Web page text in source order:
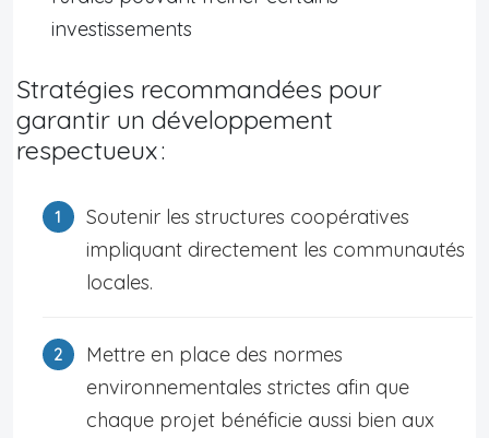
investissements
Stratégies recommandées pour
garantir un développement
respectueux :
Soutenir les structures coopératives
impliquant directement les communautés
locales.
Mettre en place des normes
environnementales strictes afin que
chaque projet bénéficie aussi bien aux